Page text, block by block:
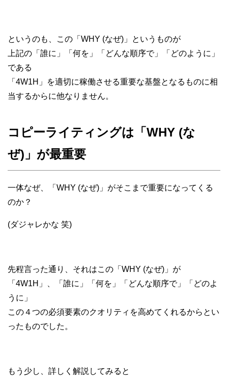
というのも、この「WHY (なぜ)」というものが
上記の「誰に」「何を」「どんな順序で」「どのように」
である
「4W1H」を適切に稼働させる重要な基盤となるものに相
当するからに他なりません。
コピーライティングは「WHY (な
ぜ)」が最重要
一体なぜ、「WHY (なぜ)」がそこまで重要になってくる
のか？
(ダジャレかな 笑)
先程言った通り、それはこの「WHY (なぜ)」が
「4W1H」、「誰に」「何を」「どんな順序で」「どのよ
うに」
この４つの必須要素のクオリティを高めてくれるからとい
ったものでした。
もう少し、詳しく解説してみると